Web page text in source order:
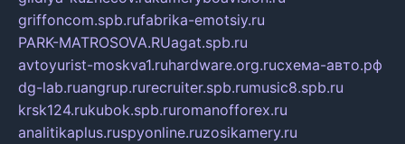
griffoncom.spb.rufabrika-emotsiy.ru
PARK-MATROSOVA.RUagat.spb.ru
avtoyurist-moskva1.ruhardware.org.ruсхема-авто.рф
dg-lab.ruangrup.rurecruiter.spb.rumusic8.spb.ru
krsk124.rukubok.spb.ruromanofforex.ru
analitikaplus.ruspyonline.ruzosikamery.ru